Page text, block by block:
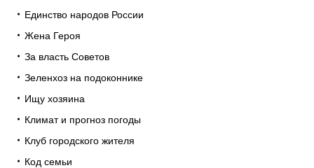
Единство народов России
Жена Героя
За власть Советов
Зеленхоз на подоконнике
Ищу хозяина
Климат и прогноз погоды
Клуб городского жителя
Код семьи